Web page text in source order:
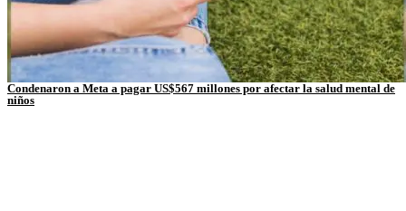
Condenaron a Meta a pagar US$567 millones por afectar la salud mental de
niños